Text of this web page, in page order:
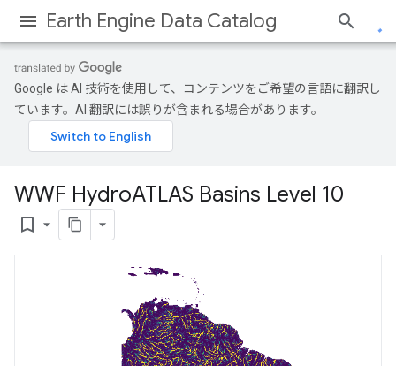
Earth Engine Data Catalog
Google は AI 技術を使用して、コンテンツをご希望の言語に翻訳し
ています。AI 翻訳には誤りが含まれる場合があります。
WWF HydroATLAS Basins Level 10
bookmark_border